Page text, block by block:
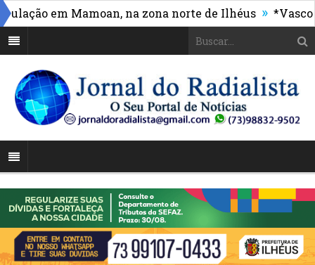
em Mamoan, na zona norte de Ilhéus » *Vasco